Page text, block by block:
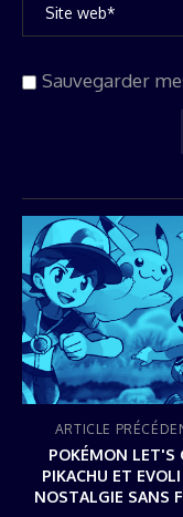
Sauvegarder
ARTICLE
POKÉMON LET'S
PIKACHU ET
NOSTALGIE SANS